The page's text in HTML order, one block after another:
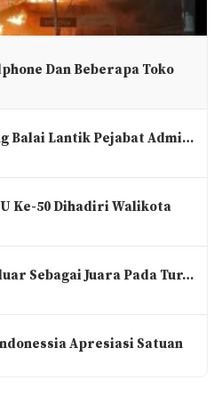
Dan Beberapa Toko
Balai Lantik Pejabat Admi…
Ke-50 Dihadiri Walikota
Sebagai Juara Pada Tur…
Apresiasi Satuan